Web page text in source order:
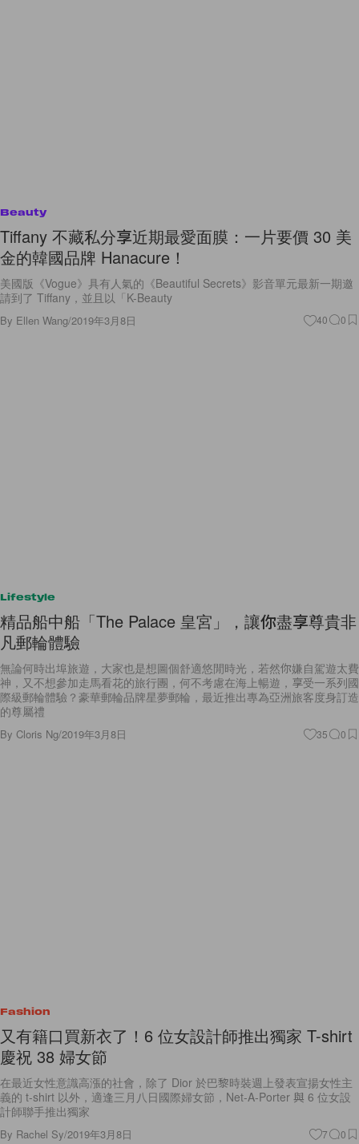
Beauty
Tiffany 不藏私分享近期最愛面膜：一片要價 30 美
金的韓國品牌 Hanacure！
美國版《Vogue》具有人氣的《Beautiful Secrets》影音單元最新一期邀
請到了 Tiffany，並且以「K-Beauty
By Ellen Wang/2019年3月8日 40 0
Lifestyle
精品船中船「The Palace 皇宮」，讓你盡享尊貴非
凡郵輪體驗
無論何時出埠旅遊，大家也是想圖個舒適悠閒時光，若然你嫌自駕遊太費
神，又不想參加走馬看花的旅行團，何不考慮在海上暢遊，享受一系列國
際級郵輪體驗？豪華郵輪品牌星夢郵輪，最近推出專為亞洲旅客度身訂造
的尊屬禮
By Cloris Ng/2019年3月8日 35 0
Fashion
又有籍口買新衣了！6 位女設計師推出獨家 T-shirt
慶祝 38 婦女節
在最近女性意識高漲的社會，除了 Dior 於巴黎時裝週上發表宣揚女性主
義的 t-shirt 以外，適逢三月八日國際婦女節，Net-A-Porter 與 6 位女設
計師聯手推出獨家
By Rachel Sy/2019年3月8日 7 0